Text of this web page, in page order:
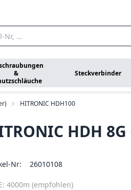
&
Steckverbinder
HITRONIC HDH100
HDH
Nr: 26010108
4000m (empfohlen)